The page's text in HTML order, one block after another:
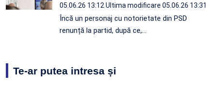
05.06.26 13:12 Ultima modificare 05.06.26 13:31
Încă un personaj cu notorietate din PSD
renunță la partid, după ce,…
Te-ar putea intresa și